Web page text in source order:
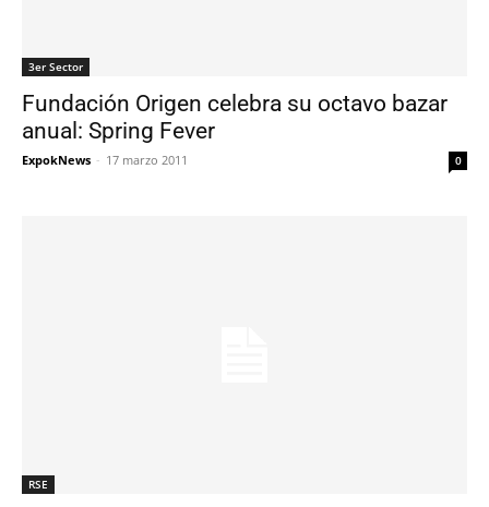
3er Sector
Fundación Origen celebra su octavo bazar
anual: Spring Fever
ExpokNews - 17 marzo 2011 0
RSE